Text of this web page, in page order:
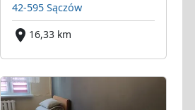
42-595 Sączów
16,33 km